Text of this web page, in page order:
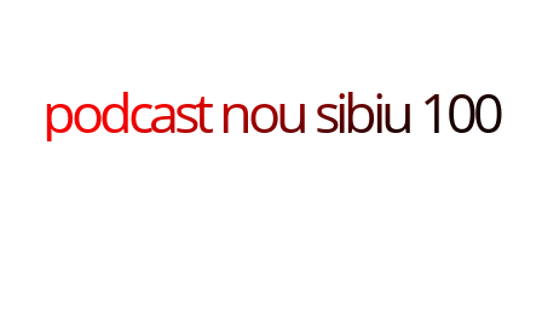
podcast nou sibiu 100